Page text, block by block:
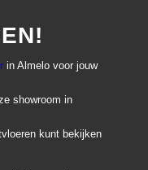
in Almelo voor jouw
showroom in
kunt bekijken